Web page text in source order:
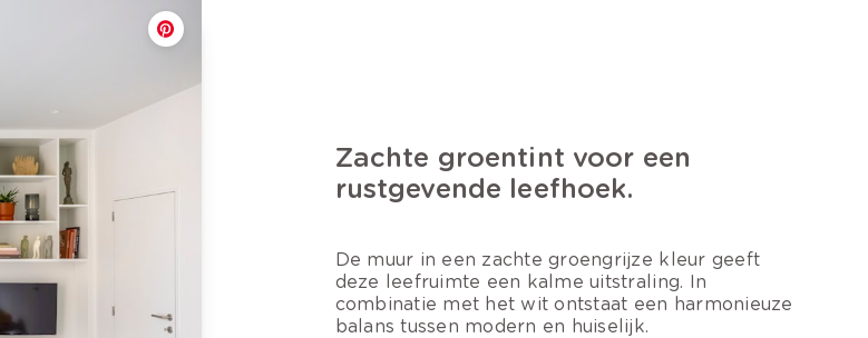
Zachte groentint voor een
rustgevende leefhoek.
De muur in een zachte groengrijze kleur geeft
deze leefruimte een kalme uitstraling. In
combinatie met het wit ontstaat een harmonieuze
balans tussen modern en huiselijk.